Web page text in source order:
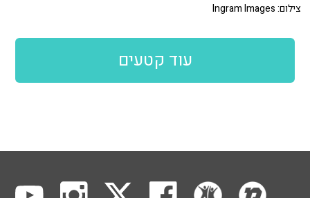
צילום: Ingram Images
עוד קטעים